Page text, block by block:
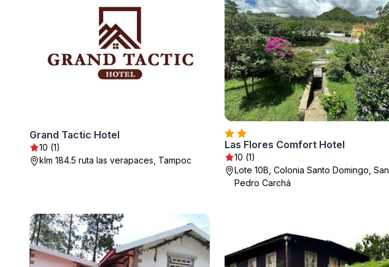
Grand Tactic Hotel
10 (1)
klm 184.5 ruta las verapaces, Tampoc
Las Flores Comfort Hotel
10 (1)
Lote 10B, Colonia Santo Domingo, San
Pedro Carchá